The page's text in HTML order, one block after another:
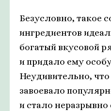
Безусловно, такое
ингредиентов
богатый вкусовой
и придало ему
Неудивительно,
завоевало
и стало неразрывно